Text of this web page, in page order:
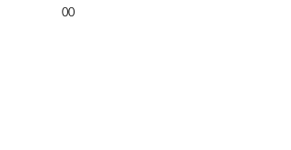
00